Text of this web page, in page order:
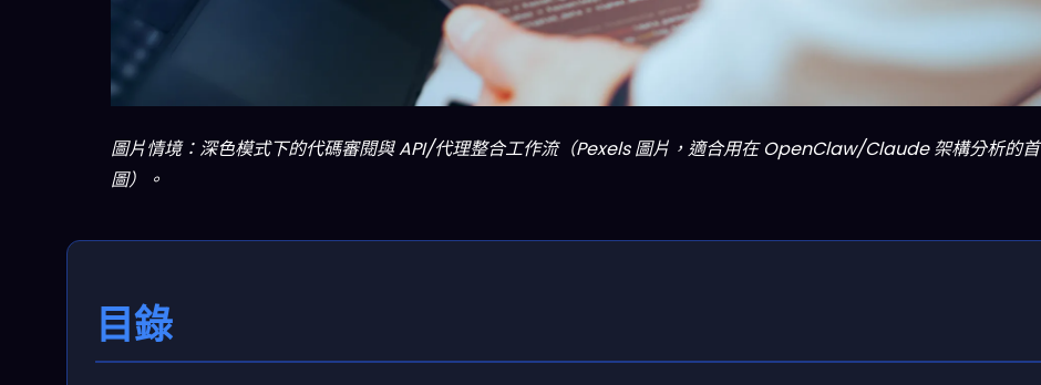
圖片情境：深色模式下的代碼審閱與 API/代理整合工作流（Pexels 圖片，適合用在 OpenClaw/Claude 架構分析的首
圖）。
目錄